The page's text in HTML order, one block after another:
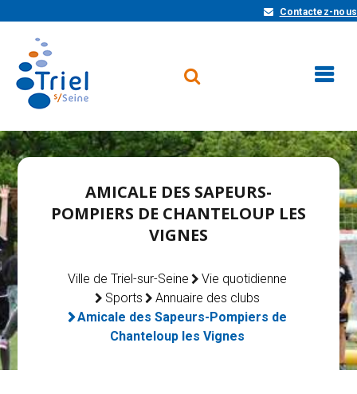
Contactez-nous
AMICALE DES SAPEURS-
POMPIERS DE CHANTELOUP LES
VIGNES
Ville de Triel-sur-Seine
Vie quotidienne
Sports
Annuaire des clubs
Amicale des Sapeurs-Pompiers de
Chanteloup les Vignes